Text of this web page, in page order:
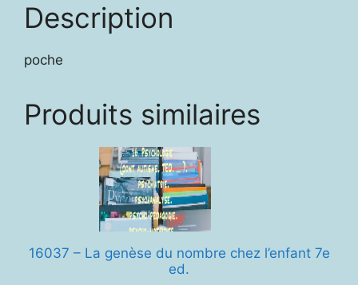
Description
poche
Produits similaires
16037 – La genèse du nombre chez l’enfant 7e
ed.